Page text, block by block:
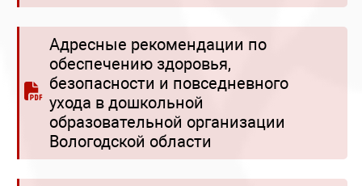
Адресные рекомендации по
обеспечению здоровья,
безопасности и повседневного
ухода в дошкольной
образовательной организации
Вологодской области